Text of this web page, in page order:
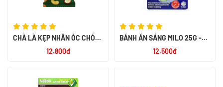
CHÀ LÀ KẸP NHÂN ÓC CHÓ
MIX NUTS 60G - SMILE NUTS
12.800đ
BÁNH ĂN SÁNG MILO 25G -
NK PHILIPPIN
12.500đ